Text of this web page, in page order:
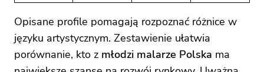
Opisane profile pomagają rozpoznać różnice w
języku artystycznym. Zestawienie ułatwia
porównanie, kto z młodzi malarze Polska ma